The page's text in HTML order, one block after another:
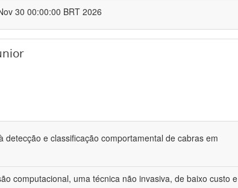
30 00:00:00 BRT 2026
detecção e classificação comportamental de cabras em
computacional, uma técnica não invasiva, de baixo custo e